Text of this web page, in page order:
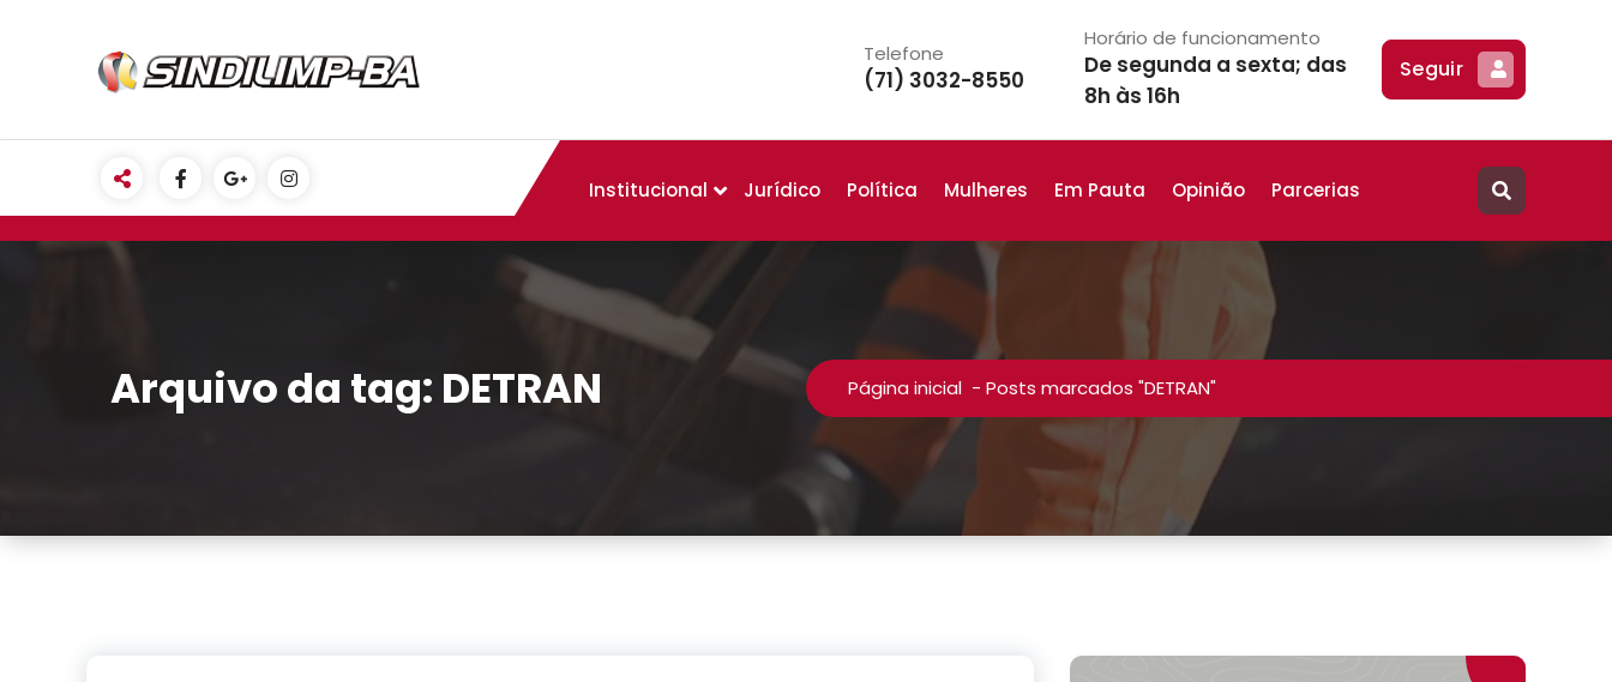
Telefone
(71) 3032-8550
Horário de funcionamento
De segunda a sexta; das
8h às 16h
Seguir
Institucional Jurídico Política Mulheres Em Pauta Opinião Parcerias
Arquivo da tag: DETRAN Página inicial - Posts marcados "DETRAN"